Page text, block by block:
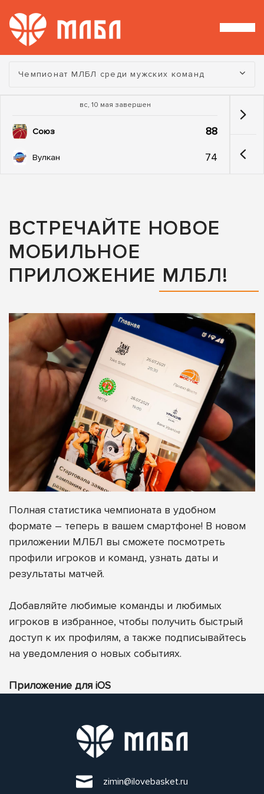
Турнир:
Чемпионат МЛБЛ среди мужских команд
вс, 10 мая завершен
Союз 88
Вулкан 74
ВСТРЕЧАЙТЕ НОВОЕ
МОБИЛЬНОЕ
ПРИЛОЖЕНИЕ МЛБЛ!
Полная статистика чемпионата в удобном
формате – теперь в вашем смартфоне! В новом
приложении МЛБЛ вы сможете посмотреть
профили игроков и команд, узнать даты и
результаты матчей.
Добавляйте любимые команды и любимых
игроков в избранное, чтобы получить быстрый
доступ к их профилям, а также подписывайтесь
на уведомления о новых событиях.
Приложение для iOS
zimin@ilovebasket.ru